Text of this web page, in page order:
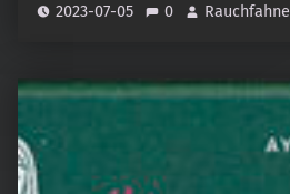
2023-07-05 0 Rauchfahne